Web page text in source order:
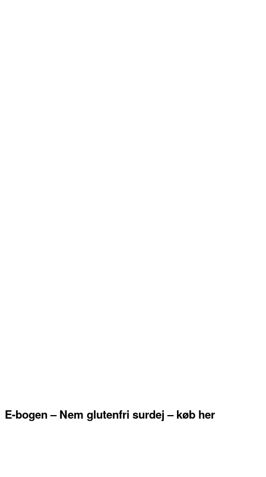
E-bogen – Nem glutenfri surdej – køb her